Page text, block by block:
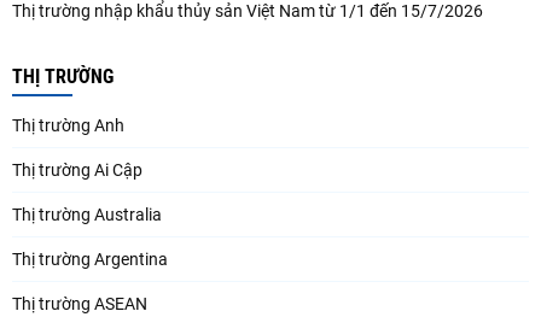
Thị trường nhập khẩu thủy sản Việt Nam từ 1/1 đến 15/7/2026
THỊ TRƯỜNG
Thị trường Anh
Thị trường Ai Cập
Thị trường Australia
Thị trường Argentina
Thị trường ASEAN